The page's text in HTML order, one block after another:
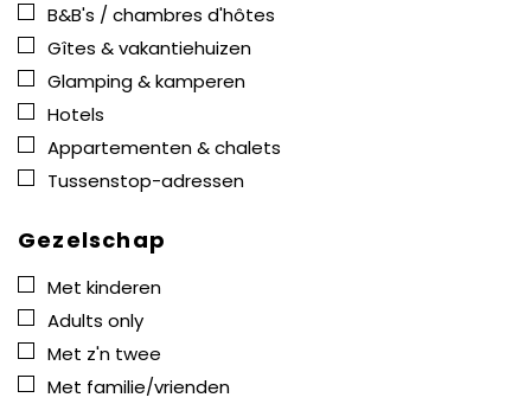
B&B's / chambres d'hôtes
Gîtes & vakantiehuizen
Glamping & kamperen
Hotels
Appartementen & chalets
Tussenstop-adressen
Gezelschap
Met kinderen
Adults only
Met z'n twee
Met familie/vrienden